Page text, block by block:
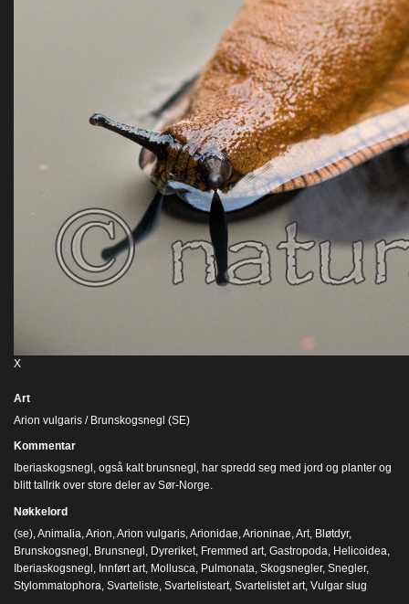
X
Art
Arion vulgaris / Brunskogsnegl (SE)
Kommentar
Iberiaskogsnegl, også kalt brunsnegl, har spredd seg med jord og planter og
blitt tallrik over store deler av Sør-Norge.
Nøkkelord
(se) Animalia Arion Arion vulgaris Arionidae Arioninae Art Bløtdyr,
Brunskogsnegl Brunsnegl Dyreriket Fremmed art Gastropoda Helicoidea
Iberiaskogsnegl Innført art Mollusca Pulmonata Skogsnegler, Snegler,
Stylommatophora Svarteliste Svartelisteart Svartelistet art Vulgar slug